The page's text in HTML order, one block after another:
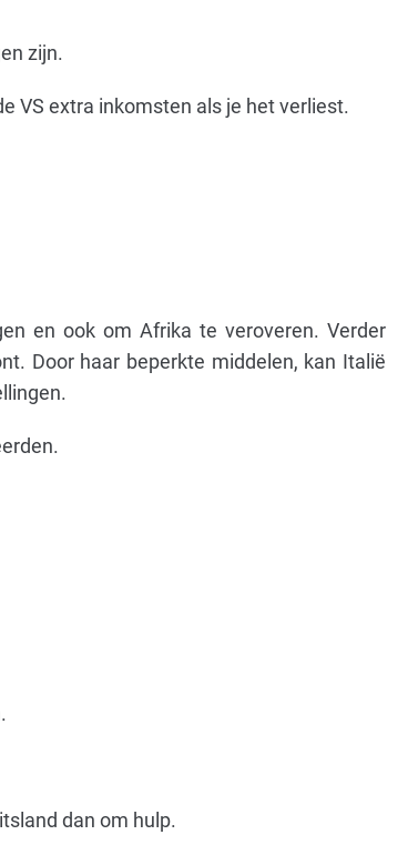
zijn.
VS extra inkomsten als je het verliest.
en ook om Afrika te veroveren. Verder
Door haar beperkte middelen, kan Italië
dan om hulp.